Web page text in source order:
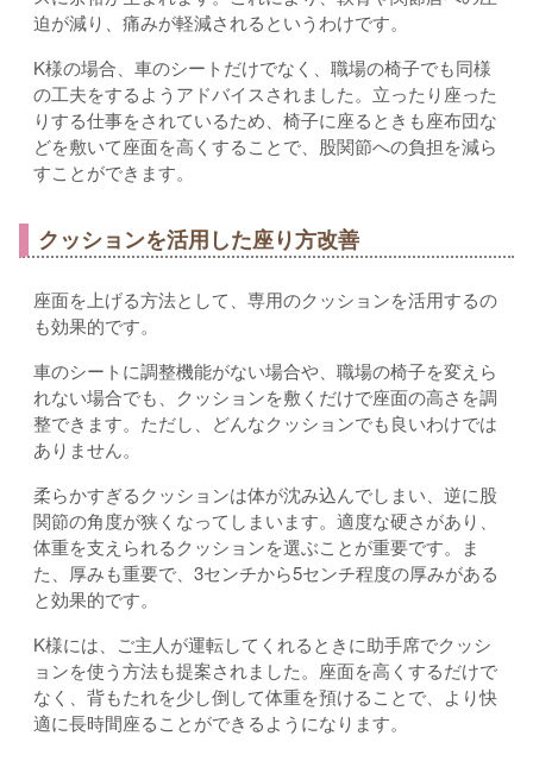
迫が減り、痛みが軽減されるというわけです。
K様の場合、車のシートだけでなく、職場の椅子でも同様
の工夫をするようアドバイスされました。立ったり座った
りする仕事をされているため、椅子に座るときも座布団な
どを敷いて座面を高くすることで、股関節への負担を減ら
すことができます。
クッションを活用した座り方改善
座面を上げる方法として、専用のクッションを活用するの
も効果的です。
車のシートに調整機能がない場合や、職場の椅子を変えら
れない場合でも、クッションを敷くだけで座面の高さを調
整できます。ただし、どんなクッションでも良いわけでは
ありません。
柔らかすぎるクッションは体が沈み込んでしまい、逆に股
関節の角度が狭くなってしまいます。適度な硬さがあり、
体重を支えられるクッションを選ぶことが重要です。ま
た、厚みも重要で、3センチから5センチ程度の厚みがある
と効果的です。
K様には、ご主人が運転してくれるときに助手席でクッシ
ョンを使う方法も提案されました。座面を高くするだけで
なく、背もたれを少し倒して体重を預けることで、より快
適に長時間座ることができるようになります。